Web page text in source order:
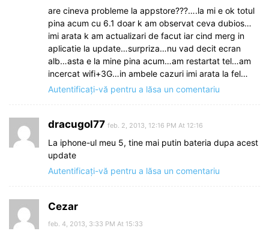
are cineva probleme la appstore???….la mi e ok totul
pina acum cu 6.1 doar k am observat ceva dubios…
imi arata k am actualizari de facut iar cind merg in
aplicatie la update…surpriza…nu vad decit ecran
alb…asta e la mine pina acum…am restartat tel…am
incercat wifi+3G…in ambele cazuri imi arata la fel…
Autentificați-vă pentru a lăsa un comentariu
dracugol77 feb. 2, 2013, 12:16 PM At 12:16
La iphone-ul meu 5, tine mai putin bateria dupa acest
update
Autentificați-vă pentru a lăsa un comentariu
Cezar
feb. 4, 2013, 3:33 PM At 15:33